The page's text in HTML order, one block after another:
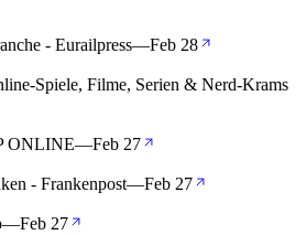
- Eurailpress—Feb 28
Spiele, Filme, Serien & Nerd-Krams
ONLINE—Feb 27
- Frankenpost—Feb 27
—Feb 27